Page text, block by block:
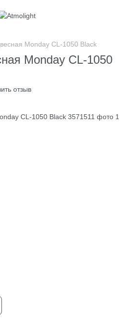
Monday CL-1050 Black
Monday CL-1050
отзыв